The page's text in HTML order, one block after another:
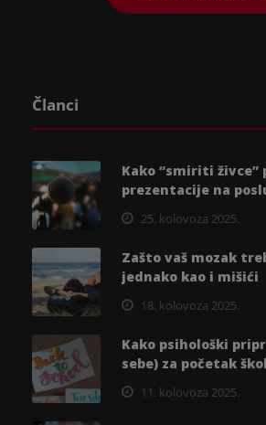
Članci
Kako “smiriti živce”
prezentacije na
25. kolovoza 2025.
Zašto vaš mozak
jednako kao i mišići
18. kolovoza 2025.
Kako psihološki
sebe) za početak
11. kolovoza 2025.